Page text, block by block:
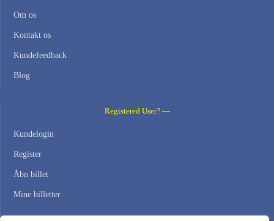
Om os
Kontakt os
Kundefeedback
Blog
Registered User? —
Kundelogin
Register
Åbn billet
Mine billetter